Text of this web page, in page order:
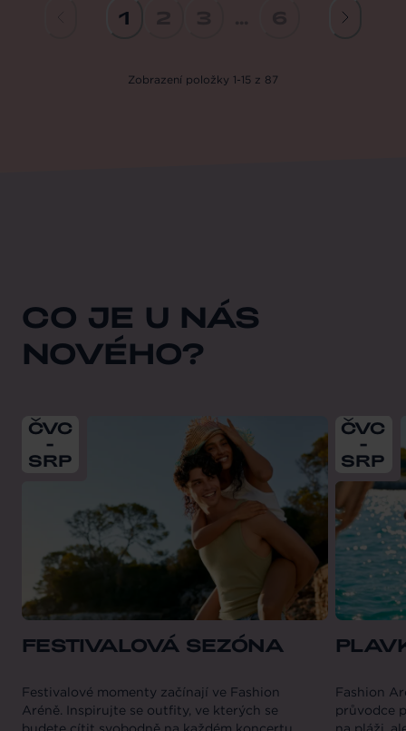
1
Zobrazení položky 1-15 z 87
CO JE U NÁS
NOVÉHO?
From2026-07-01 2026-08-31
ČVC
-
SRP
FESTIVALOVÁ SEZÓNA
Festivalové momenty začínají ve Fashion
Aréně. Inspirujte se outfity, ve kterých se
From
ČVC
-
SRP
Fashion
průvodce